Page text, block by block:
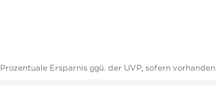
Ersparnis ggü. der UVP, sofern vorhanden